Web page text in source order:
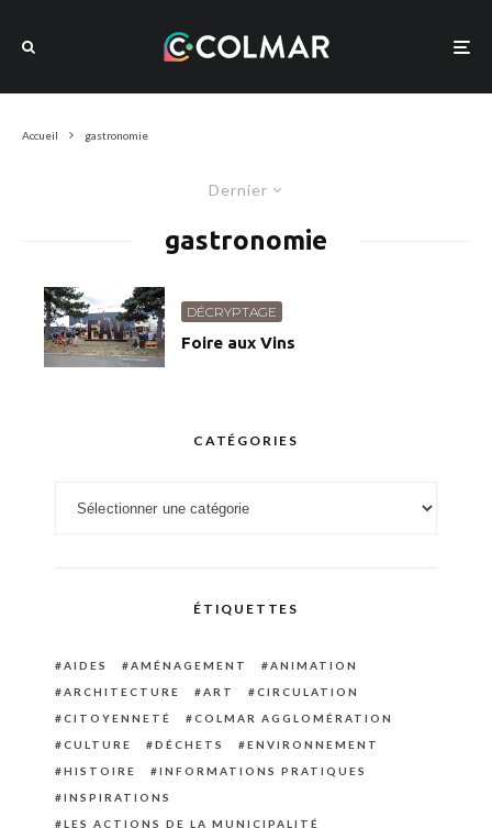
Accueil gastronomie
Dernier
gastronomie
DÉCRYPTAGE
Foire aux Vins
CATÉGORIES
ÉTIQUETTES
AIDES AMÉNAGEMENT
ANIMATION
ARCHITECTURE
ART
CIRCULATION
CITOYENNETÉ
COLMAR AGGLOMÉRATION
CULTURE
DÉCHETS
ENVIRONNEMENT
HISTOIRE
INFORMATIONS PRATIQUES
INSPIRATIONS
LES ACTIONS DE LA MUNICIPALITÉ